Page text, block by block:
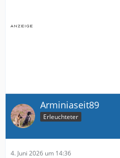
Arminiaseit89
Erleuchteter
4. Juni 2026 um 14:36